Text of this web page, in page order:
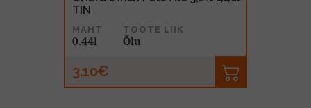
TIN
MAHT
0.44l
TOOTE LIIK
Õlu
3.10€